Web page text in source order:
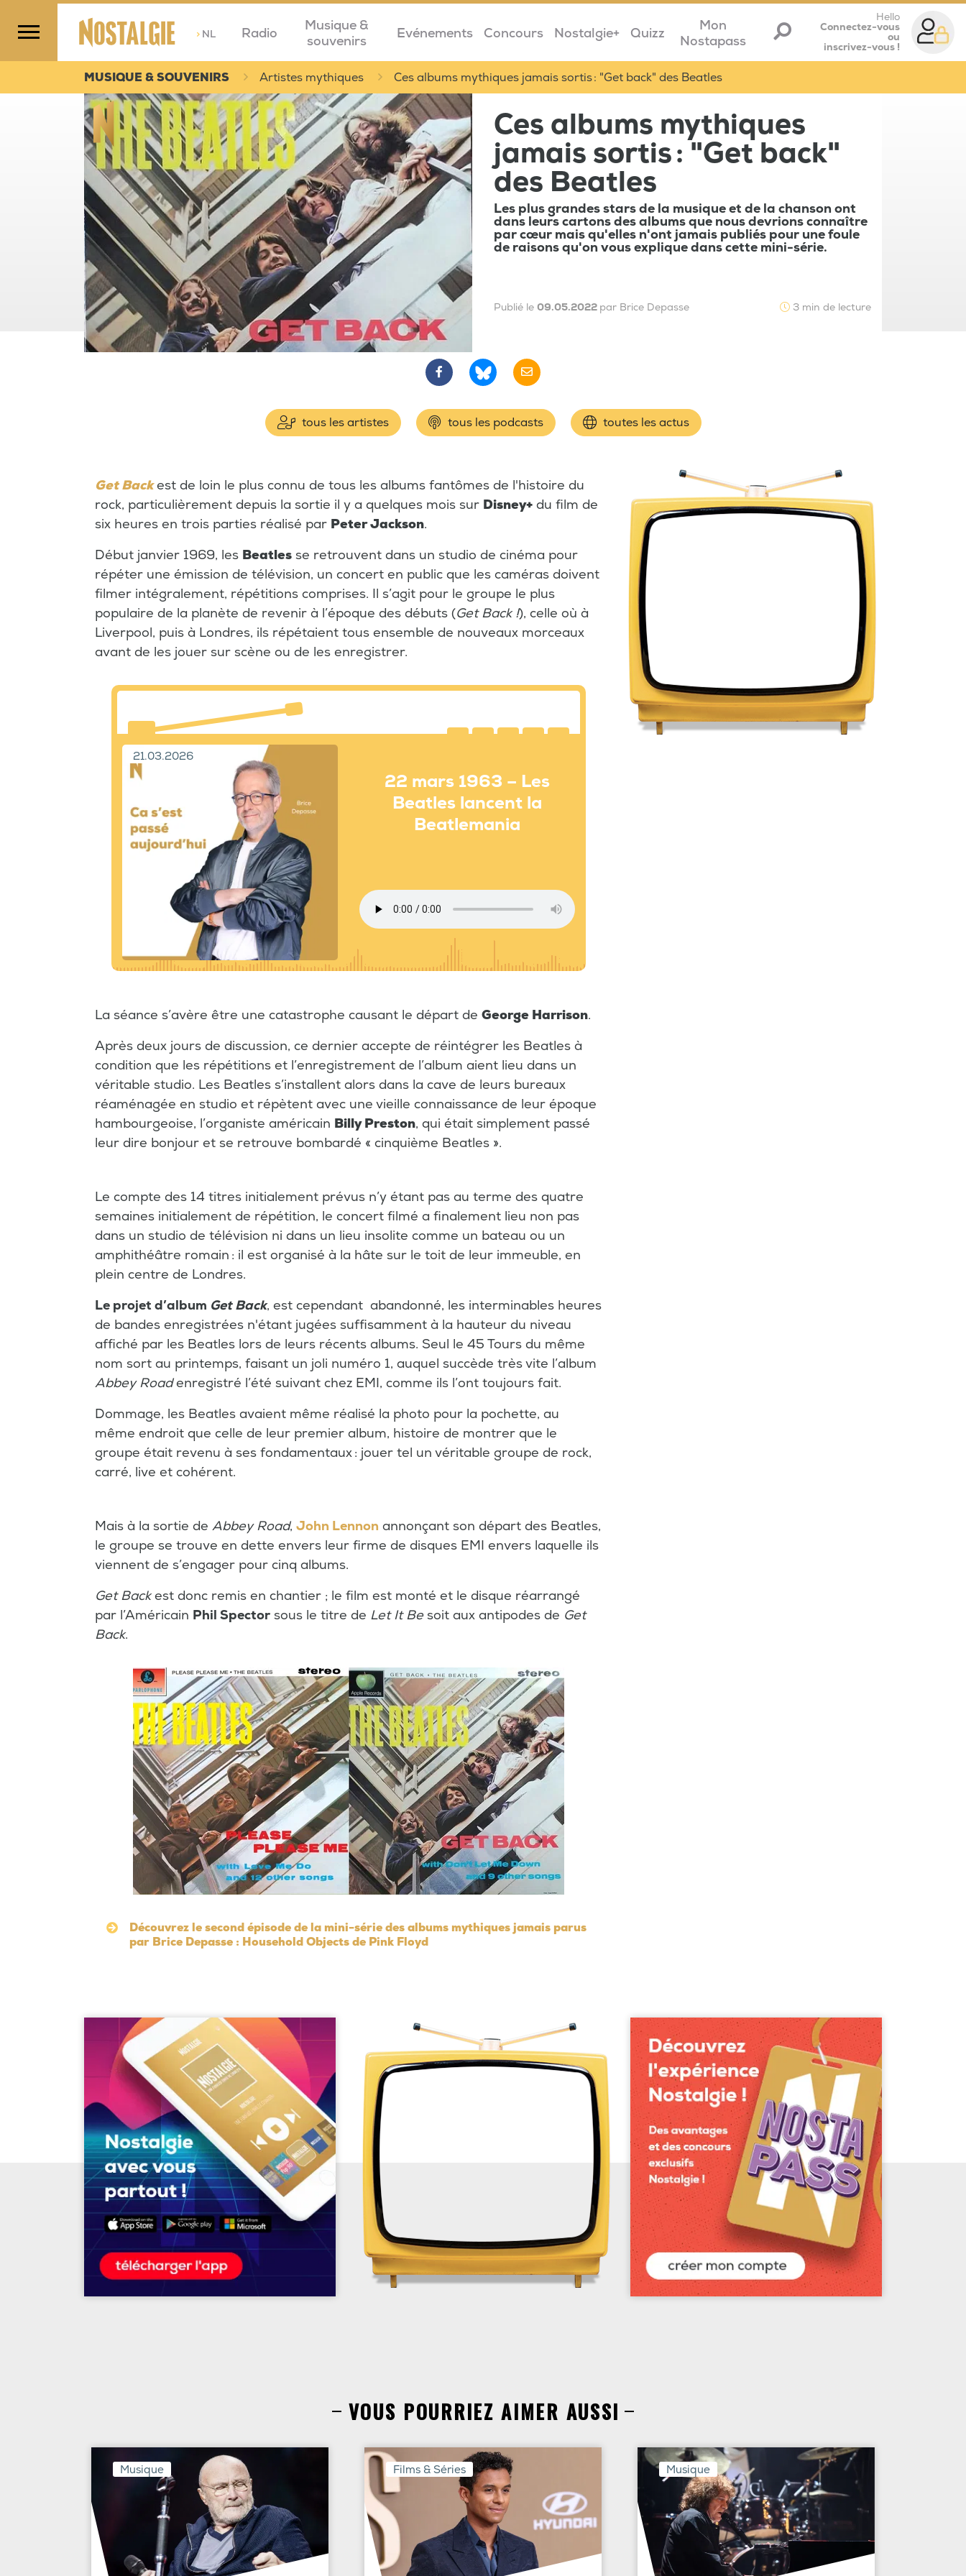
>NL Radio
Musique &
souvenirs
Evénements Concours Nostalgie+ Quizz
Mon
Nostapass
Hello
Connectez-vous
ou
inscrivez-vous !
MUSIQUE & SOUVENIRS Artistes mythiques Ces albums mythiques jamais sortis : "Get back" des Beatles
Ces albums mythiques
jamais sortis : "Get back"
des Beatles
Les plus grandes stars de la musique et de la chanson ont
dans leurs cartons des albums que nous devrions connaître
par cœur mais qu'elles n'ont jamais publiés pour une foule
de raisons qu'on vous explique dans cette mini-série.
Publié le 09.05.2022 par Brice Depasse 3 min de lecture
tous les artistes tous les podcasts toutes les actus
Get Backest de loin le plus connu de tous les albums fantômes de l'histoire du
rock, particulièrement depuis la sortie il y a quelques mois sur Disney+ du film de
six heures en trois parties réalisé par Peter Jackson.
Début janvier 1969, les Beatles se retrouvent dans un studio de cinéma pour
répéter une émission de télévision, un concert en public que les caméras doivent
filmer intégralement, répétitions comprises. Il s’agit pour le groupe le plus
populaire de la planète de revenir à l’époque des débuts (Get Back !), celle où à
Liverpool, puis à Londres, ils répétaient tous ensemble de nouveaux morceaux
avant de les jouer sur scène ou de les enregistrer.
21.03.2026
22 mars 1963 – Les
Beatles lancent la
Beatlemania
La séance s’avère être une catastrophe causant le départ de George Harrison.
Après deux jours de discussion, ce dernier accepte de réintégrer les Beatles à
condition que les répétitions et l’enregistrement de l’album aient lieu dans un
véritable studio. Les Beatles s’installent alors dans la cave de leurs bureaux
réaménagée en studio et répètent avec une vieille connaissance de leur époque
hambourgeoise, l’organiste américain Billy Preston, qui était simplement passé
leur dire bonjour et se retrouve bombardé « cinquième Beatles ».
Le compte des 14 titres initialement prévus n’y étant pas au terme des quatre
semaines initialement de répétition, le concert filmé a finalement lieu non pas
dans un studio de télévision ni dans un lieu insolite comme un bateau ou un
amphithéâtre romain : il est organisé à la hâte sur le toit de leur immeuble, en
plein centre de Londres.
Le projet d’album Get Back, est cependant abandonné, les interminables heures
de bandes enregistrées n'étant jugées suffisamment à la hauteur du niveau
affiché par les Beatles lors de leurs récents albums. Seul le 45 Tours du même
nom sort au printemps, faisant un joli numéro 1, auquel succède très vite l’album
Abbey Roadenregistré l’été suivant chez EMI, comme ils l’ont toujours fait.
Dommage, les Beatles avaient même réalisé la photo pour la pochette, au
même endroit que celle de leur premier album, histoire de montrer que le
groupe était revenu à ses fondamentaux : jouer tel un véritable groupe de rock,
carré, live et cohérent.
Mais à la sortie de Abbey Road, John Lennon annonçant son départ des Beatles,
le groupe se trouve en dette envers leur firme de disques EMI envers laquelle ils
viennent de s’engager pour cinq albums.
Get Backest donc remis en chantier ; le film est monté et le disque réarrangé
par l’Américain Phil Spector sous le titre de Let It Besoit aux antipodes de Get
Back.
Découvrez le second épisode de la mini-série des albums mythiques jamais parus
par Brice Depasse : Household Objects de Pink Floyd
VOUS POURRIEZ AIMER AUSSI
Musique Films & Séries Musique